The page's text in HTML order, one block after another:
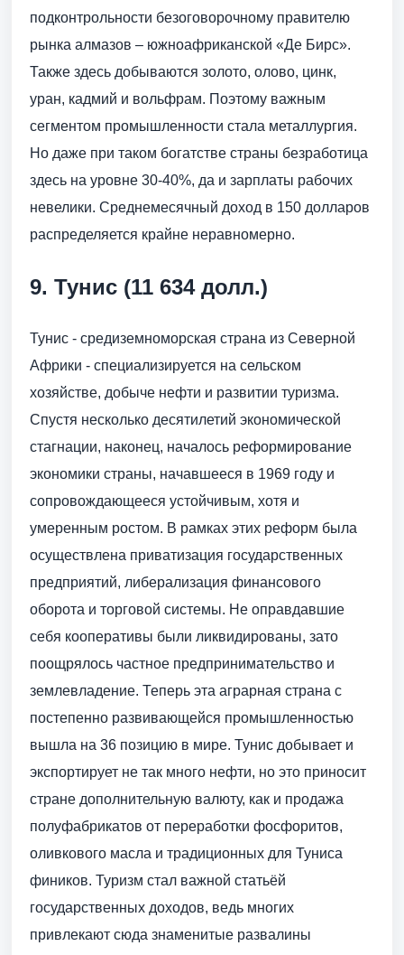
подконтрольности безоговорочному правителю
рынка алмазов – южноафриканской «Де Бирс».
Также здесь добываются золото, олово, цинк,
уран, кадмий и вольфрам. Поэтому важным
сегментом промышленности стала металлургия.
Но даже при таком богатстве страны безработица
здесь на уровне 30-40%, да и зарплаты рабочих
невелики. Среднемесячный доход в 150 долларов
распределяется крайне неравномерно.
9. Тунис (11 634 долл.)
Тунис - средиземноморская страна из Северной
Африки - специализируется на сельском
хозяйстве, добыче нефти и развитии туризма.
Спустя несколько десятилетий экономической
стагнации, наконец, началось реформирование
экономики страны, начавшееся в 1969 году и
сопровождающееся устойчивым, хотя и
умеренным ростом. В рамках этих реформ была
осуществлена приватизация государственных
предприятий, либерализация финансового
оборота и торговой системы. Не оправдавшие
себя кооперативы были ликвидированы, зато
поощрялось частное предпринимательство и
землевладение. Теперь эта аграрная страна с
постепенно развивающейся промышленностью
вышла на 36 позицию в мире. Тунис добывает и
экспортирует не так много нефти, но это приносит
стране дополнительную валюту, как и продажа
полуфабрикатов от переработки фосфоритов,
оливкового масла и традиционных для Туниса
фиников. Туризм стал важной статьёй
государственных доходов, ведь многих
привлекают сюда знаменитые развалины